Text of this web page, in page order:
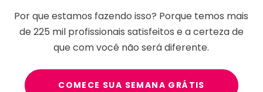
Por que estamos fazendo isso? Porque temos mais
de225 milprofissionais satisfeitos e a certeza de
que com você não será diferente.
COMECE SUA SEMANA GRÁTIS